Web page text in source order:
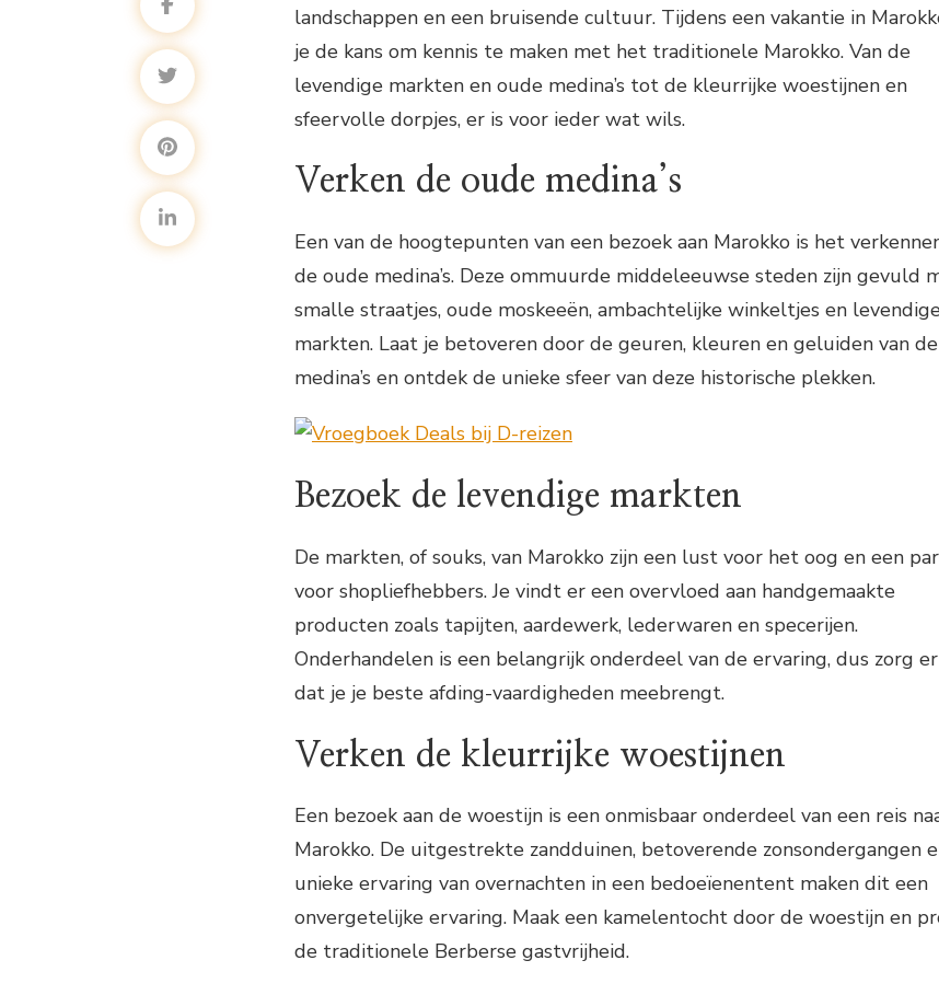
landschappen en een bruisende cultuur. Tijdens een vakantie in
je de kans om kennis te maken met het traditionele Marokko. Van de
levendige markten en oude medina’s tot de kleurrijke woestijnen en
sfeervolle dorpjes, er is voor ieder wat wils.
Verken de oude medina’s
Een van de hoogtepunten van een bezoek aan Marokko is het
de oude medina’s. Deze ommuurde middeleeuwse steden zijn gevuld
smalle straatjes, oude moskeeën, ambachtelijke winkeltjes en
markten. Laat je betoveren door de geuren, kleuren en geluiden van de
medina’s en ontdek de unieke sfeer van deze historische plekken.
Bezoek de levendige markten
De markten, of souks, van Marokko zijn een lust voor het oog en een
voor shopliefhebbers. Je vindt er een overvloed aan handgemaakte
producten zoals tapijten, aardewerk, lederwaren en specerijen.
Onderhandelen is een belangrijk onderdeel van de ervaring, dus zorg
dat je je beste afding-vaardigheden meebrengt.
Verken de kleurrijke woestijnen
Een bezoek aan de woestijn is een onmisbaar onderdeel van een reis
Marokko. De uitgestrekte zandduinen, betoverende zonsondergangen
unieke ervaring van overnachten in een bedoeïenentent maken dit een
onvergetelijke ervaring. Maak een kamelentocht door de woestijn en
de traditionele Berberse gastvrijheid.